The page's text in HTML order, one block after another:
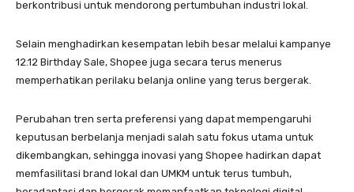
berkontribusi untuk mendorong pertumbuhan industri lokal.
Selain menghadirkan kesempatan lebih besar melalui kampanye
12.12 Birthday Sale, Shopee juga secara terus menerus
memperhatikan perilaku belanja online yang terus bergerak.
Perubahan tren serta preferensi yang dapat mempengaruhi
keputusan berbelanja menjadi salah satu fokus utama untuk
dikembangkan, sehingga inovasi yang Shopee hadirkan dapat
memfasilitasi brand lokal dan UMKM untuk terus tumbuh,